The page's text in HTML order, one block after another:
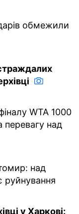
обмежили
WTA 1000
над
над
руйнування
у Харкові: